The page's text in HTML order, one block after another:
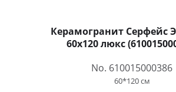
Керамогранит Серфейс
60x120 люкс
No. 610015000386
60*120 см